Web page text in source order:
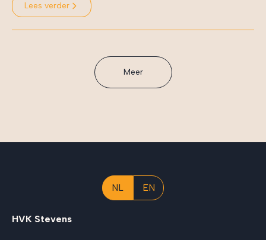
Lees verder
Meer
NL EN
HVK Stevens